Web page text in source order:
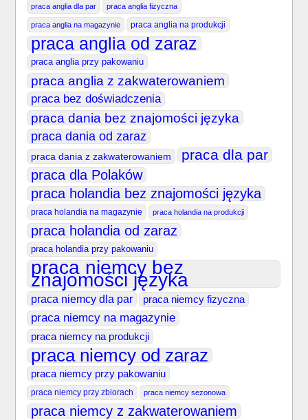
praca anglia dla par praca anglia fizyczna
praca anglia na magazynie praca anglia na produkcji
praca anglia od zaraz
praca anglia przy pakowaniu
praca anglia z zakwaterowaniem
praca bez doświadczenia
praca dania bez znajomości języka
praca dania od zaraz
praca dania z zakwaterowaniem praca dla par
praca dla Polaków
praca holandia bez znajomości języka
praca holandia na magazynie praca holandia na produkcji
praca holandia od zaraz
praca holandia przy pakowaniu
praca niemcy bez
znajomości języka
praca niemcy dla par praca niemcy fizyczna
praca niemcy na magazynie
praca niemcy na produkcji
praca niemcy od zaraz
praca niemcy przy pakowaniu
praca niemcy przy zbiorach praca niemcy sezonowa
praca niemcy z zakwaterowaniem